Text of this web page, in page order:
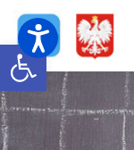
Open toolbar